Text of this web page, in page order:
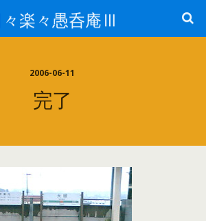
々楽々愚呑庵Ⅲ
2006-06-11
完了